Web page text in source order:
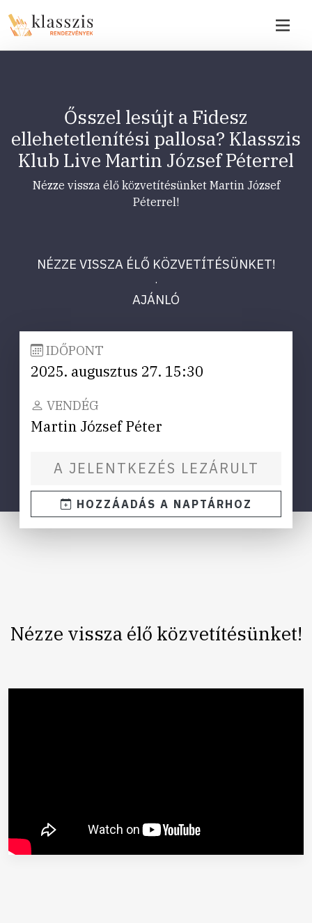
Ősszel lesújt a Fidesz
ellehetetlenítési pallosa? Klasszis
Klub Live Martin József Péterrel
Nézze vissza élő közvetítésünket Martin József
Péterrel!
NÉZZE VISSZA ÉLŐ KÖZVETÍTÉSÜNKET!
·
AJÁNLÓ
IDŐPONT
2025. augusztus 27. 15:30
VENDÉG
Martin József Péter
A JELENTKEZÉS LEZÁRULT
HOZZÁADÁS A NAPTÁRHOZ
Nézze vissza élő közvetítésünket!